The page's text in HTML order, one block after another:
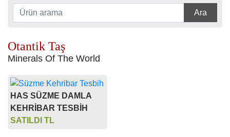
Ara
Otantik Taş
Minerals Of The World
HAS SÜZME DAMLA
KEHRİBAR TESBİH
SATILDI TL